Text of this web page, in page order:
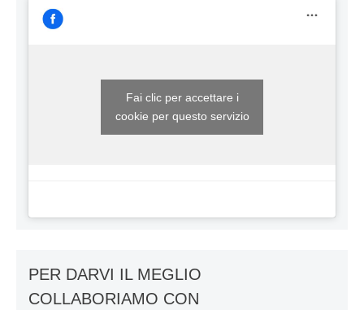
Fai clic per accettare i
cookie per questo servizio
PER DARVI IL MEGLIO
COLLABORIAMO CON